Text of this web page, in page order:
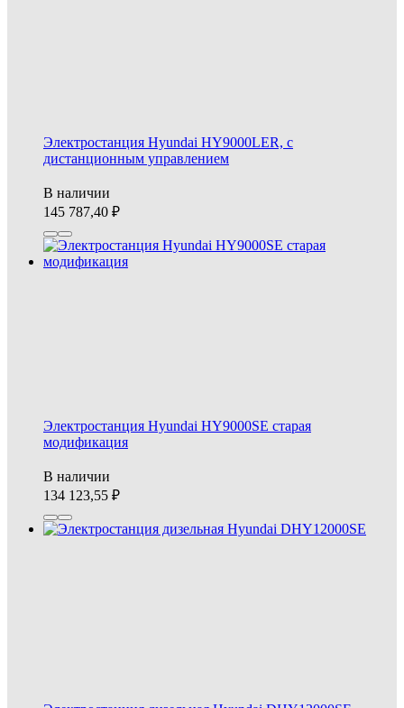
Электростанция Hyundai HY9000LER, с
дистанционным управлением
В наличии
145 787,40
Электростанция Hyundai HY9000SE старая
модификация
В наличии
134 123,55